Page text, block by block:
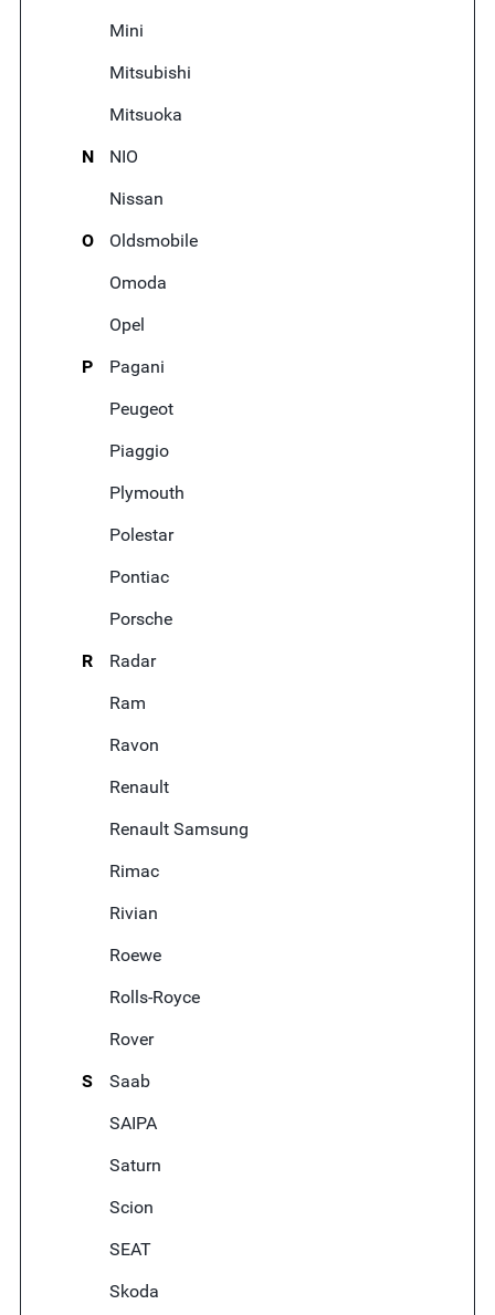
Mini
Mitsubishi
Mitsuoka
N
NIO
Nissan
O
Oldsmobile
Omoda
Opel
P
Pagani
Peugeot
Piaggio
Plymouth
Polestar
Pontiac
Porsche
R
Radar
Ram
Ravon
Renault
Renault Samsung
Rimac
Rivian
Roewe
Rolls-Royce
Rover
S
Saab
SAIPA
Saturn
Scion
SEAT
Skoda